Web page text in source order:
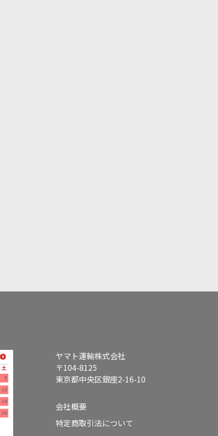
土
5
12
19
26
ヤマト運輸株式会社
〒104-8125
東京都中央区銀座2-16-10
会社概要
特定商取引法について